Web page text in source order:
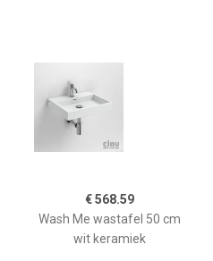
€ 568.59
Wash Me wastafel 50 cm
wit keramiek